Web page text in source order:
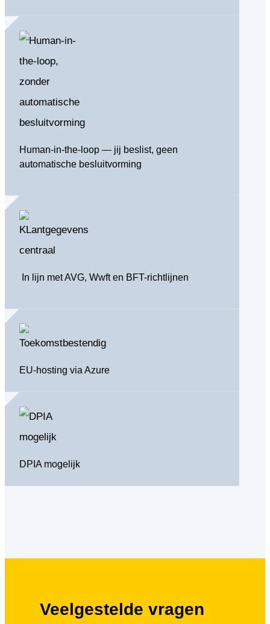
Human-in-the-loop — jij beslist, geen
automatische besluitvorming
In lijn met AVG, Wwft en BFT-richtlijnen
EU-hosting via Azure
DPIA mogelijk
Veelgestelde vragen